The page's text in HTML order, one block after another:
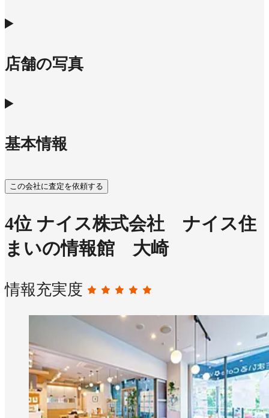
店舗の写真
基本情報
この会社に査定を依頼する
4位 ナイス株式会社 ナイス住
まいの情報館 大崎
情報充実度